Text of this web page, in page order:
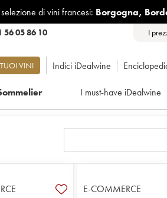
di vini francesi: Borgogna,
56 05 86 10 I
VINI Indici iDealwine
I must-have iDealwine
E-COMMERCE